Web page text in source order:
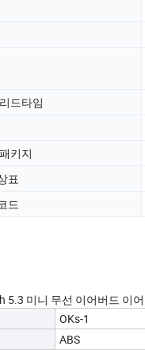
드타임
키지
표
드
5.3 미니 무선 이어버드 이
OKs-1
ABS